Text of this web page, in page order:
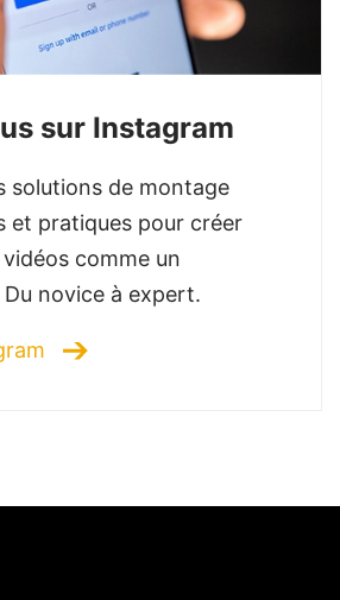
sur Instagram
solutions de montage
et pratiques pour créer
comme un
novice à expert.